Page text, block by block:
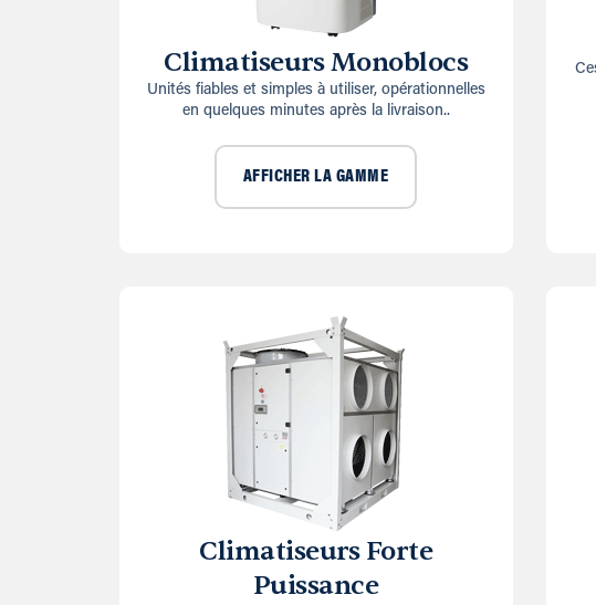
Climatiseurs Monoblocs
Unités fiables et simples à utiliser, opérationnelles
en quelques minutes après la livraison..
AFFICHER LA GAMME
Climatiseurs Forte
Puissance